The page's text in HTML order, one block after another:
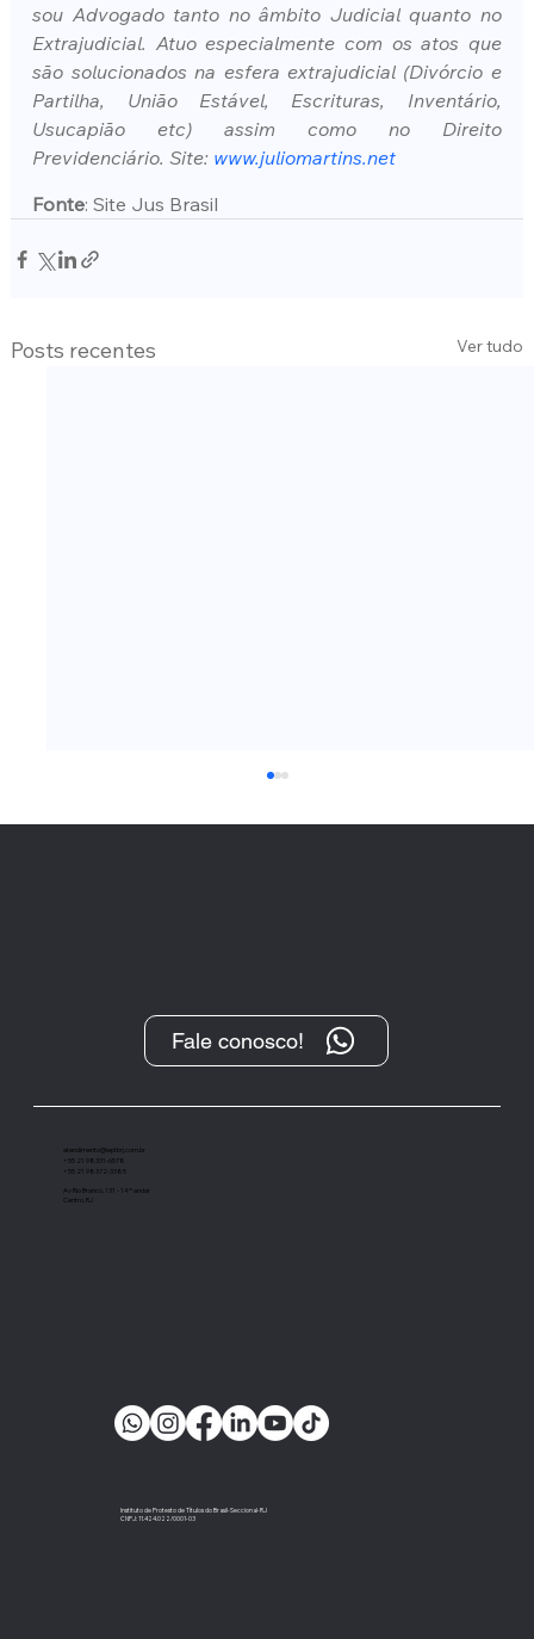
sou Advogado tanto no âmbito Judicial quanto no
Extrajudicial. Atuo especialmente com os atos que
são solucionados na esfera extrajudicial (Divórcio e
Partilha, União Estável, Escrituras, Inventário,
Usucapião etc) assim como no Direito
Previdenciário. Site: www.juliomartins.net
Fonte: Site Jus Brasil
Posts recentes Ver tudo
“O Protesto, após sua transformação
importante instrumento de cobrança”
Instituto de Protesto de Títulos do Brasil-Seccional-RJ
CNPJ: 11.424.022/0001-03
Fale conosco!
atendimento@ieptbrj.com.br
+55 21 98331-6578
+55 21 98372-3385
Av Rio Branco, 131 - 14º andar
Centro, RJ